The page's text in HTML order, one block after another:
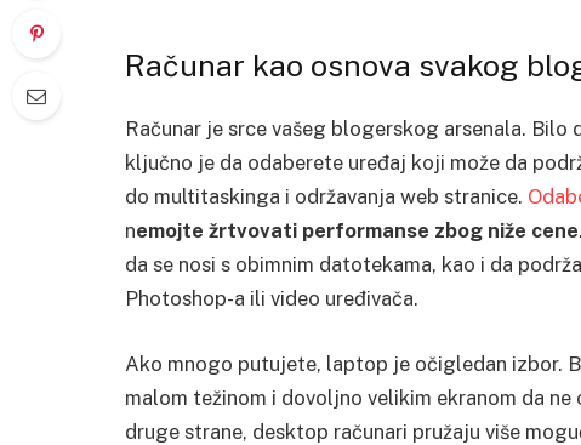
Računar kao osnova svakog
Računar je srce vašeg blogerskog arsenala.
ključno je da odaberete uređaj koji može da
do multitaskinga i održavanja web stranice.
nemojte žrtvovati performanse zbog niže cene
da se nosi s obimnim datotekama, kao i da
Photoshop-a ili video uređivača.
Ako mnogo putujete, laptop je očigledan izbor.
malom težinom i dovoljno velikim ekranom da
druge strane, desktop računari pružaju više